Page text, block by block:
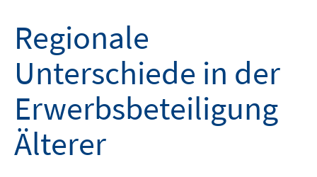
Regionale
Unterschiede in der
Erwerbsbeteiligung
Älterer